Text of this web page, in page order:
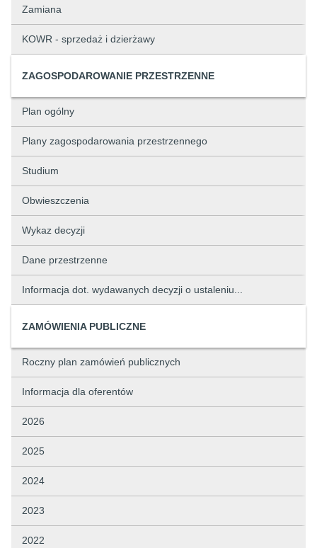
Zamiana
KOWR - sprzedaż i dzierżawy
ZAGOSPODAROWANIE PRZESTRZENNE
Plan ogólny
Plany zagospodarowania przestrzennego
Studium
Obwieszczenia
Wykaz decyzji
Dane przestrzenne
Informacja dot. wydawanych decyzji o ustaleniu...
ZAMÓWIENIA PUBLICZNE
Roczny plan zamówień publicznych
Informacja dla oferentów
2026
2025
2024
2023
2022